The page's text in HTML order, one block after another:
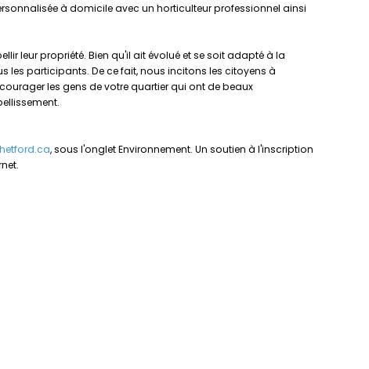
à domicile avec un horticulteur professionnel ainsi
leur propriété. Bien qu'il ait évolué et se soit adapté à la
les participants. De ce fait, nous incitons les citoyens à
les gens de votre quartier qui ont de beaux
, sous l'onglet Environnement. Un soutien à l'inscription